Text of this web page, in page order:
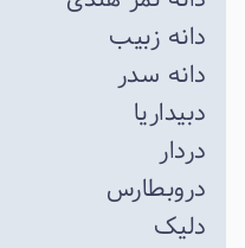
دانه زبیب
دانه سدر
دبیداریا
دردار
دروبطارس
دلیک